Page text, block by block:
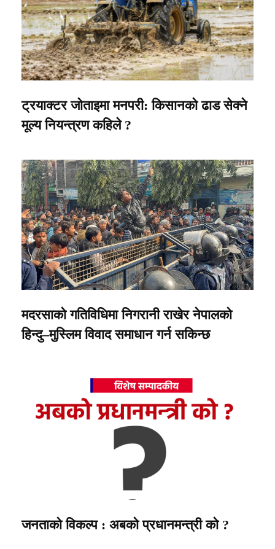
ट्रयाक्टर जोताइमा मनपरी: किसानको ढाड सेक्ने
मूल्य नियन्त्रण कहिले ?
मदरसाको गतिविधिमा निगरानी राखेर नेपालको
हिन्दु–मुस्लिम विवाद समाधान गर्न सकिन्छ
जनताको विकल्प : अबको प्रधानमन्त्री को ?